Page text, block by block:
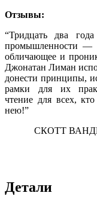
Отзывы:
“Тридцать два
промышленности —
обличающее и
Джонатан Лиман
донести принципы,
рамки для их
чтение для всех,
нею!”
СКОТТ
Детали